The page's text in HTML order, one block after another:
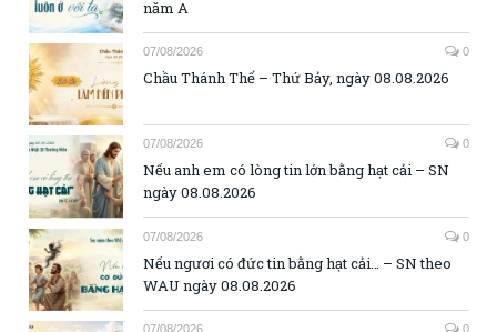
năm A
07/08/2026 0
Chầu Thánh Thể – Thứ Bảy, ngày 08.08.2026
07/08/2026 0
Nếu anh em có lòng tin lớn bằng hạt cải – SN
ngày 08.08.2026
07/08/2026 0
Nếu ngươi có đức tin bằng hạt cải… – SN theo
WAU ngày 08.08.2026
07/08/2026 0